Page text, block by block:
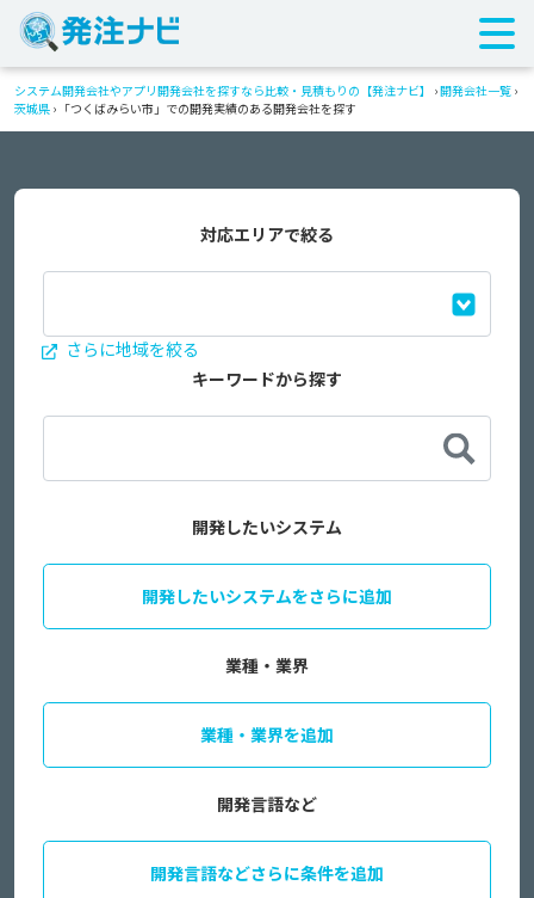
システム開発会社やアプリ開発会社を探すなら比較・見積もりの【発注ナビ】 ›開発会社一覧 ›
茨城県 › 「つくばみらい市」での開発実績のある開発会社を探す
対応エリアで絞る
さらに地域を絞る
キーワードから探す
開発したいシステム
開発したいシステムをさらに追加
業種・業界
業種・業界を追加
開発言語など
開発言語などさらに条件を追加